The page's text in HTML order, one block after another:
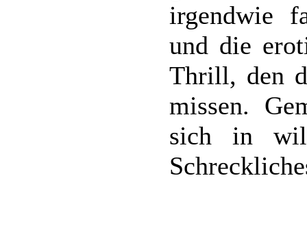
irgendwie
und die
Thrill, den
missen.
sich in